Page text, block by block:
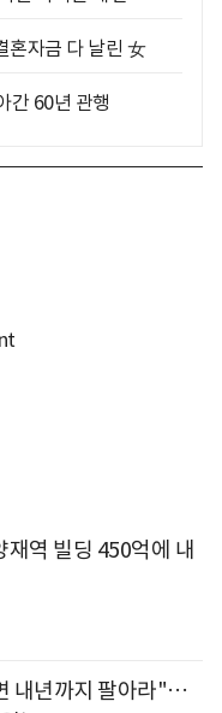
자금 다 날린 女
간 60년 관행
역 빌딩 450억에 내
내년까지 팔아라"…